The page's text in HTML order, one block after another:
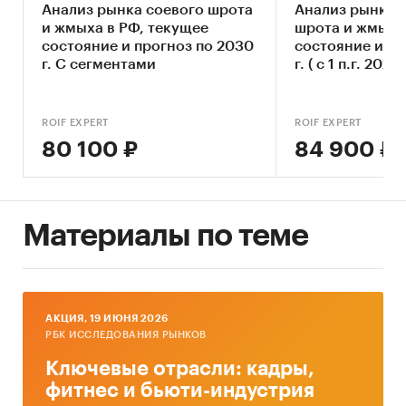
Единицы измерения:
Количественные показатели в отчете
рассчитаны в тоннах, стоимостные - в
долларах
Российская Федерация и регионы РФ, страны
мира
Категории:
Производственные культуры / Жмых
Россия
Анализ рынка соевого шрота
и жмыха в РФ, текущее
состояние и прогноз по 2030
г. С сегментами
ROIF EXPERT
80 100 ₽
Анализ рынка
шрота и
состояние и
г. ( с 1 п.г.
ROIF EXPERT
84 900 ₽
Материалы по теме
AКЦИЯ, 19 ИЮНЯ 2026
РБК ИССЛЕДОВАНИЯ РЫНКОВ
Ключевые отрасли: кадры,
фитнес и бьюти-индустрия